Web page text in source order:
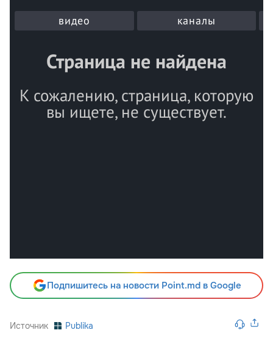
Подпишитесь на новости Point.md в Google
Источник Publika